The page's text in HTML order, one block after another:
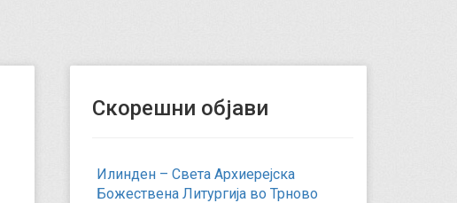
Скорешни објави
Илинден – Света Архиерејска
Божествена Литургија во Трново